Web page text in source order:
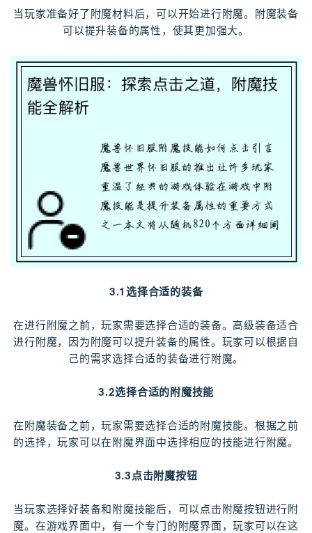
当玩家准备好了附魔材料后，可以开始进行附魔。附魔装备
可以提升装备的属性，使其更加强大。
3.1选择合适的装备
在进行附魔之前，玩家需要选择合适的装备。高级装备适合
进行附魔，因为附魔可以提升装备的属性。玩家可以根据自
己的需求选择合适的装备进行附魔。
3.2选择合适的附魔技能
在附魔装备之前，玩家需要选择合适的附魔技能。根据之前
的选择，玩家可以在附魔界面中选择相应的技能进行附魔。
3.3点击附魔按钮
当玩家选择好装备和附魔技能后，可以点击附魔按钮进行附
魔。在游戏界面中，有一个专门的附魔界面，玩家可以在这